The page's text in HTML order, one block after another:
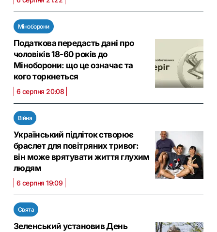
Міноборони
Податкова передасть дані про
чоловіків 18-60 років до
Міноборони: що це означає та
кого торкнеться
6 серпня 20:08
Війна
Український підліток створює
браслет для повітряних тривог:
він може врятувати життя глухим
людям
6 серпня 19:09
Свята
Зеленський установив День